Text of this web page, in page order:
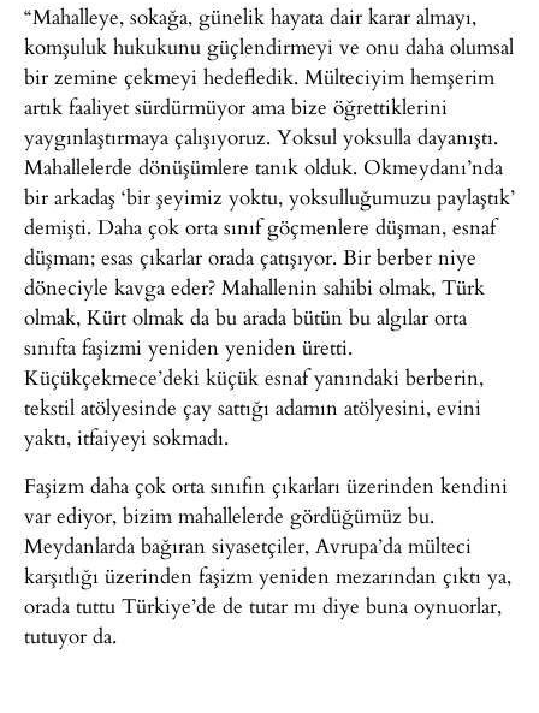
“Mahalleye, sokağa, günelik hayata dair karar almayı,
komşuluk hukukunu güçlendirmeyi ve onu daha olumsal
bir zemine çekmeyi hedefledik. Mülteciyim hemşerim
artık faaliyet sürdürmüyor ama bize öğrettiklerini
yaygınlaştırmaya çalışıyoruz. Yoksul yoksulla dayanıştı.
Mahallelerde dönüşümlere tanık olduk. Okmeydanı’nda
bir arkadaş ‘bir şeyimiz yoktu, yoksulluğumuzu paylaştık’
demişti. Daha çok orta sınıf göçmenlere düşman, esnaf
düşman; esas çıkarlar orada çatışıyor. Bir berber niye
döneciyle kavga eder? Mahallenin sahibi olmak, Türk
olmak, Kürt olmak da bu arada bütün bu algılar orta
sınıfta faşizmi yeniden yeniden üretti.
Küçükçekmece’deki küçük esnaf yanındaki berberin,
tekstil atölyesinde çay sattığı adamın atölyesini, evini
yaktı, itfaiyeyi sokmadı.
Faşizm daha çok orta sınıfın çıkarları üzerinden kendini
var ediyor, bizim mahallelerde gördüğümüz bu.
Meydanlarda bağıran siyasetçiler, Avrupa’da mülteci
karşıtlığı üzerinden faşizm yeniden mezarından çıktı ya,
orada tuttu Türkiye’de de tutar mı diye buna oynuorlar,
tutuyor da.